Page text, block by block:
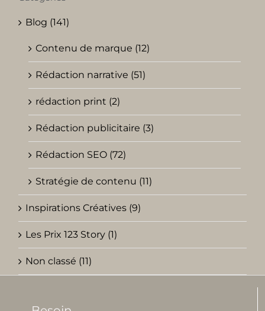
Blog (141)
Contenu de marque (12)
Rédaction narrative (51)
rédaction print (2)
Rédaction publicitaire (3)
Rédaction SEO (72)
Stratégie de contenu (11)
Inspirations Créatives (9)
Les Prix 123 Story (1)
Non classé (11)